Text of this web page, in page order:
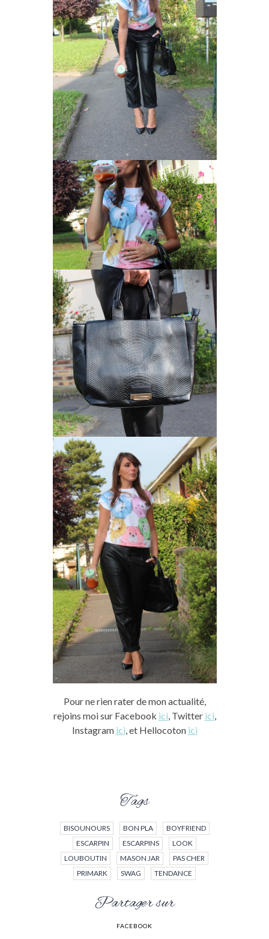
Pour ne rien rater de mon actualité,
rejoins moi sur Facebook ici, Twitter ici,
Instagram ici, et Hellocoton ici
Tags
BISOUNOURS BON PLA
BOYFRIEND
ESCARPIN
ESCARPINS
LOOK
LOUBOUTIN
MASON JAR
PAS CHER
PRIMARK
SWAG TENDANCE
Partager sur
FACEBOOK